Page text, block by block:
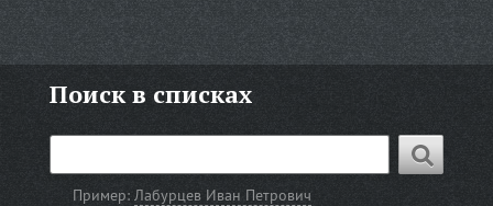
Поиск в списках
Пример:Лабурцев Иван Петрович